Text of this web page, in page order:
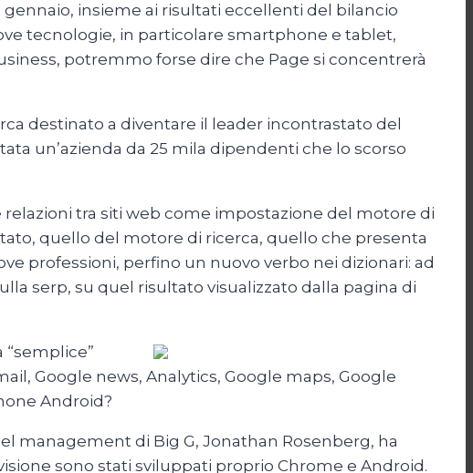
insieme ai risultati eccellenti del bilancio
tecnologie, in particolare smartphone e tablet,
potremmo forse dire che Page si concentrerà
destinato a diventare il leader incontrastato del
un’azienda da 25 mila dipendenti che lo scorso
relazioni tra siti web come impostazione del motore di
quello del motore di ricerca, quello che presenta
professioni, perfino un nuovo verbo nei dizionari: ad
serp, su quel risultato visualizzato dalla pagina di
Google news, Analytics, Google maps, Google
Android?
management di Big G, Jonathan Rosenberg, ha
sono stati sviluppati proprio Chrome e Android.